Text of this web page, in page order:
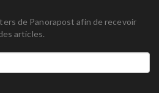
de Panorapost afin de recevoir
articles.